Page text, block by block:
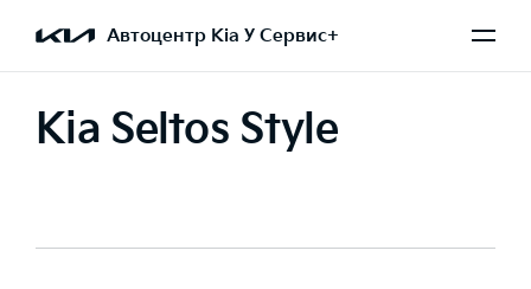
Автоцентр Kia У Сервис+
Kia Seltos Style